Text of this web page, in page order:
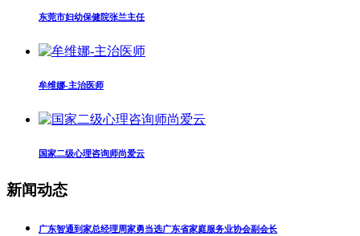
东莞市妇幼保健院张兰主任
牟维娜-主治医师
国家二级心理咨询师尚爱云
新闻动态
广东智通到家总经理周家勇当选广东省家庭服务业协会副会长